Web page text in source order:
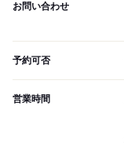
お問い合わせ
予約可否
営業時間